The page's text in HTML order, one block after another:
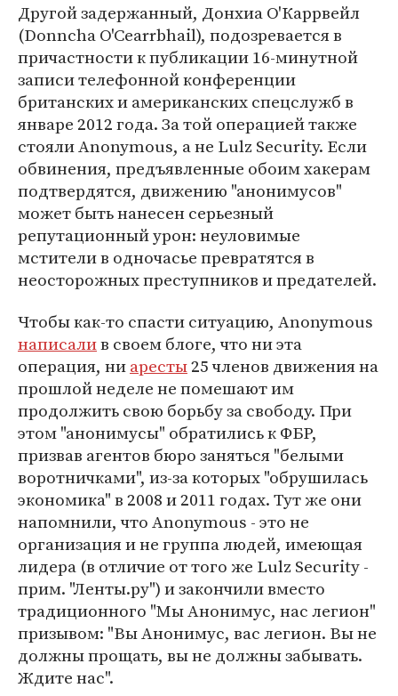
Другой задержанный, Донхиа О'Каррвейл
(Donncha O'Cearrbhail), подозревается в
причастности к публикации 16-минутной
записи телефонной конференции
британских и американских спецслужб в
январе 2012 года. За той операцией также
стояли Anonymous, а не Lulz Security. Если
обвинения, предъявленные обоим хакерам
подтвердятся, движению "анонимусов"
может быть нанесен серьезный
репутационный урон: неуловимые
мстители в одночасье превратятся в
неосторожных преступников и предателей.
Чтобы как-то спасти ситуацию, Anonymous
написалив своем блоге, что ни эта
операция, ниаресты25 членов движения на
прошлой неделе не помешают им
продолжить свою борьбу за свободу. При
этом "анонимусы" обратились к ФБР,
призвав агентов бюро заняться "белыми
воротничками", из-за которых "обрушилась
экономика" в 2008 и 2011 годах. Тут же они
напомнили, что Anonymous - это не
организация и не группа людей, имеющая
лидера (в отличие от того же Lulz Security -
прим. "Ленты.ру") и закончили вместо
традиционного "Мы Анонимус, нас легион"
призывом: "Вы Анонимус, вас легион. Вы не
должны прощать, вы не должны забывать.
Ждите нас".